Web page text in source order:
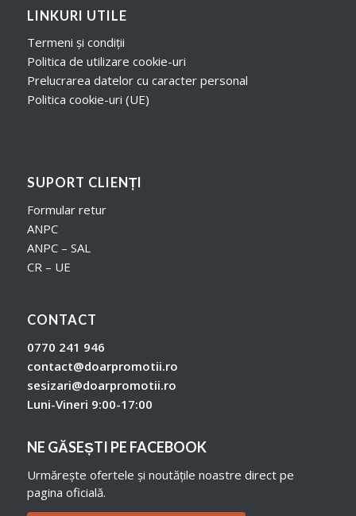
LINKURI UTILE
Termeni și condiții
Politica de utilizare cookie-uri
Prelucrarea datelor cu caracter personal
Politica cookie-uri (UE)
SUPORT CLIENȚI
Formular retur
ANPC
ANPC – SAL
CR – UE
CONTACT
0770 241 946
contact@doarpromotii.ro
sesizari@doarpromotii.ro
Luni-Vineri 9:00-17:00
NE GĂSEȘTI PE FACEBOOK
Urmărește ofertele și noutățile noastre direct pe
pagina oficială.